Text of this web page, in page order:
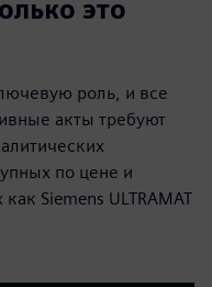
это
роль, и все
акты требуют
по цене и
Siemens ULTRAMAT